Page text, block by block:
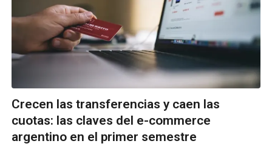
Crecen las transferencias y caen las
cuotas: las claves del e-commerce
argentino en el primer semestre